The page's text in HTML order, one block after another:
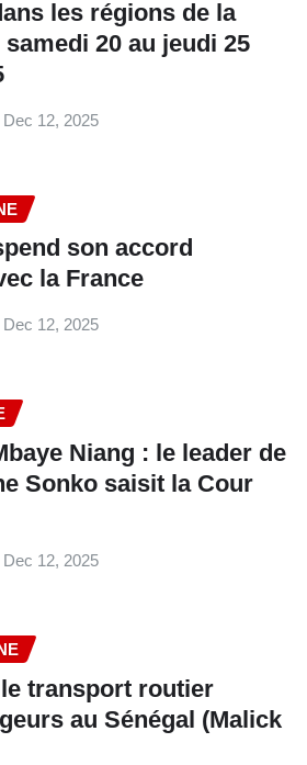
les régions de la
20 au jeudi 25
Dec 12, 2025
son accord
la France
Dec 12, 2025
Niang : le leader de
Sonko saisit la Cour
Dec 12, 2025
transport routier
au Sénégal (Malick